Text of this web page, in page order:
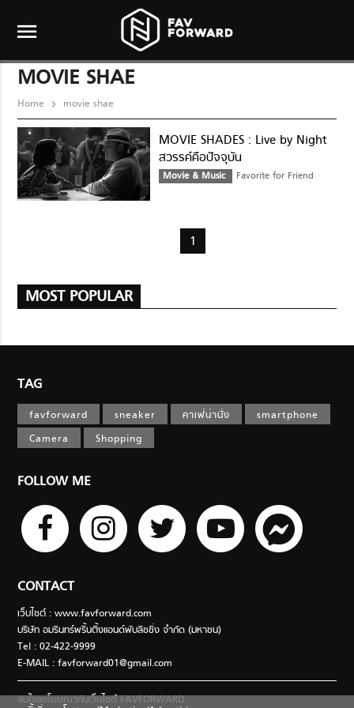
menu
MOVIE SHAE
Home movie shae
MOVIE SHADES : Live by Night
สวรรค์คือปัจจุบัน
Movie & Music Favorite for Friend
1
MOST POPULAR
TAG
favforward sneaker คาเฟ่น่านั่ง
smartphone
Camera
Shopping
FOLLOW ME
CONTACT
เว็บไซต์ : www.favforward.com
บริษัท อมรินทร์พริ้นติ้งแอนด์พับลิชชิ่ง จำกัด (มหาชน)
Tel : 02-422-9999
E-MAIL :favforward01@gmail.com
สนใจลงโฆษณากับเว็บไซต์ FAVFORWARD